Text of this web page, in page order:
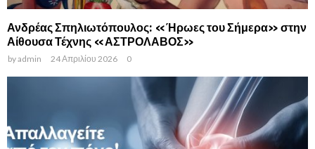
Ανδρέας Σπηλιωτόπουλος: «Ήρωες του Σήμερα» στην
Αίθουσα Τέχνης «ΑΣΤΡΟΛΑΒΟΣ»
byadmin 24 Απριλίου 2026 0